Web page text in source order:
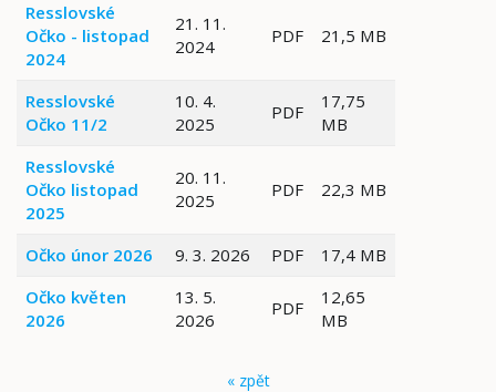
Resslovské
Očko - listopad
2024
21. 11.
2024
PDF 21,5 MB
Resslovské
Očko 11/2
10. 4.
2025
PDF
17,75
MB
Resslovské
Očko listopad
2025
20. 11.
2025
PDF 22,3 MB
Očko únor 2026 9. 3. 2026 PDF
17,4 MB
Očko květen
2026
13. 5.
2026
PDF
12,65
MB
« zpět